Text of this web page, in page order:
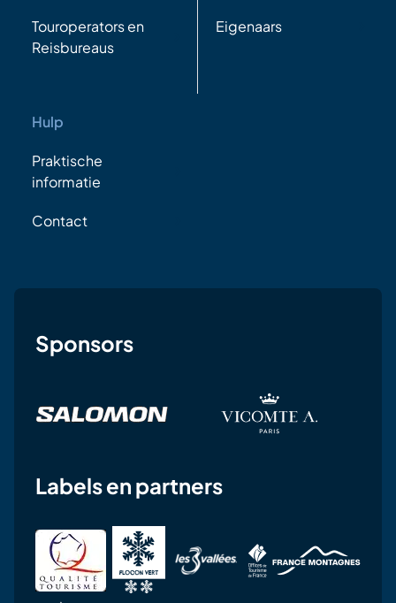
Touroperators en
Reisbureaus
Eigenaars
Hulp
Praktische
informatie
Contact
Sponsors
Labels en partners